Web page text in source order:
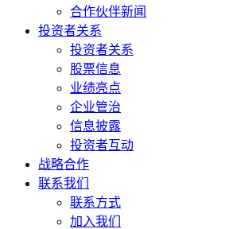
合作伙伴新闻
投资者关系
投资者关系
股票信息
业绩亮点
企业管治
信息披露
投资者互动
战略合作
联系我们
联系方式
加入我们